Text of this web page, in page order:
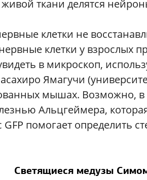
ткани делятся
клетки не
клетки у взрослых
в микроскоп,
Ямагучи
мышах. Возможно, в
Альцгеймера,
GFP помогает определить
Светящиеся медузы